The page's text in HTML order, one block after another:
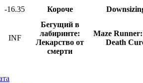
-16.35 Короче
INF
Бегущий в
лабиринте:
Лекарство от
смерти
Maze
Death